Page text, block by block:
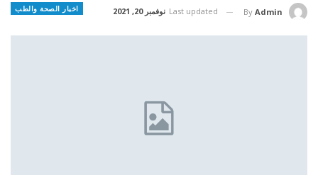
اخبار الصحة والطب By Admin
Last updated نوفمبر 20, 2021